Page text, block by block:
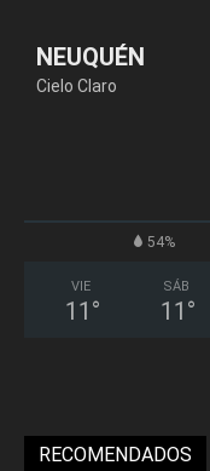
NEUQUÉN
Cielo Claro
54%
VIE
11 °
SÁB
11 °
RECOMENDADOS